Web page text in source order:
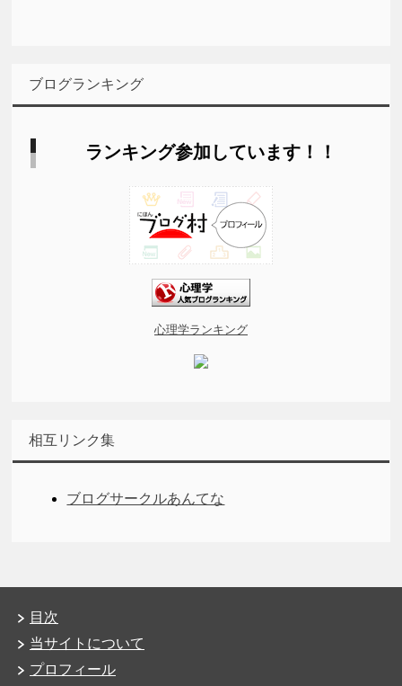
ブログランキング
ランキング参加しています！！
心理学ランキング
相互リンク集
ブログサークルあんてな
目次
当サイトについて
プロフィール